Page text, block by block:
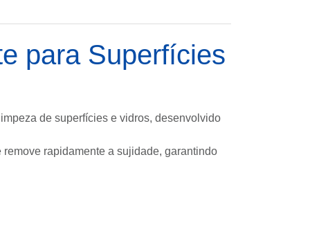
para Superfícies
de superfícies e vidros, desenvolvido
rapidamente a sujidade, garantindo